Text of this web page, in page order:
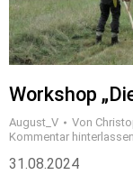
Workshop
August_V Von
Kommentar hinterlassen
31.08.2024